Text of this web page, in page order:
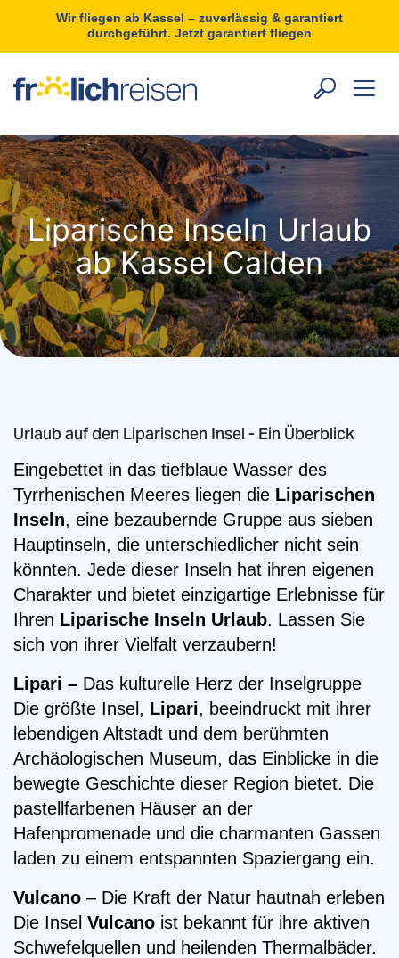
Wir fliegen ab Kassel – zuverlässig & garantiert
durchgeführt. Jetzt garantiert fliegen
Liparische Inseln Urlaub
ab Kassel Calden
Urlaub auf den Liparischen Insel - Ein Überblick
Eingebettet in das tiefblaue Wasser des
Tyrrhenischen Meeres liegen die Liparischen
Inseln, eine bezaubernde Gruppe aus sieben
Hauptinseln, die unterschiedlicher nicht sein
könnten. Jede dieser Inseln hat ihren eigenen
Charakter und bietet einzigartige Erlebnisse für
Ihren Liparische Inseln Urlaub. Lassen Sie
sich von ihrer Vielfalt verzaubern!
Lipari – Das kulturelle Herz der Inselgruppe
Die größte Insel, Lipari, beeindruckt mit ihrer
lebendigen Altstadt und dem berühmten
Archäologischen Museum, das Einblicke in die
bewegte Geschichte dieser Region bietet. Die
pastellfarbenen Häuser an der
Hafenpromenade und die charmanten Gassen
laden zu einem entspannten Spaziergang ein.
Vulcano – Die Kraft der Natur hautnah erleben
Die Insel Vulcano ist bekannt für ihre aktiven
Schwefelquellen und heilenden Thermalbäder.